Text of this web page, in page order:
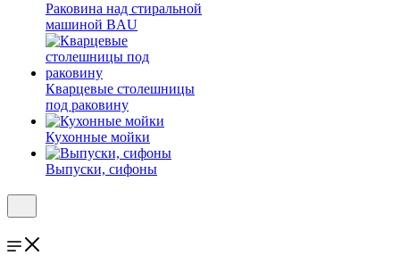
Раковина над стиральной
машиной BAU
Кварцевые столешницы
под раковину
Кухонные мойки
Выпуски, сифоны